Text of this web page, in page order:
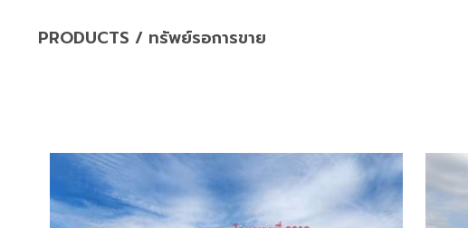
PRODUCTS / ทรัพย์รอการขาย